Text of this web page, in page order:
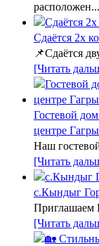
расположен...
Сдаётся 2х
📌Сдаётся
[Читать
Гостевой
центре
Наш
[Читать
с.Кындыг
Приглашаем
[Читать